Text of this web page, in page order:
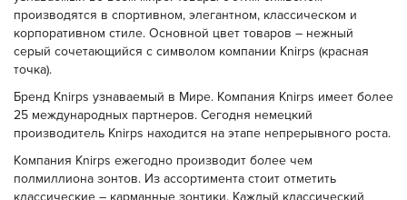
производятся в спортивном, элегантном, классическом и
корпоративном стиле. Основной цвет товаров – нежный
серый сочетающийся с символом компании Knirps (красная
точка).
Бренд Knirps узнаваемый в Мире. Компания Knirps имеет более
25 международных партнеров. Сегодня немецкий
производитель Knirps находится на этапе непрерывного роста.
Компания Knirps ежегодно производит более чем
полмиллиона зонтов. Из ассортимента стоит отметить
классические – карманные зонтики. Каждый классический